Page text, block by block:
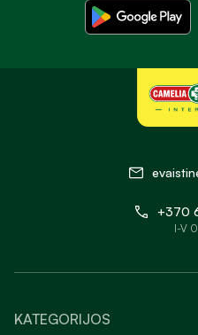
+370
I-V
KATEGORIJOS